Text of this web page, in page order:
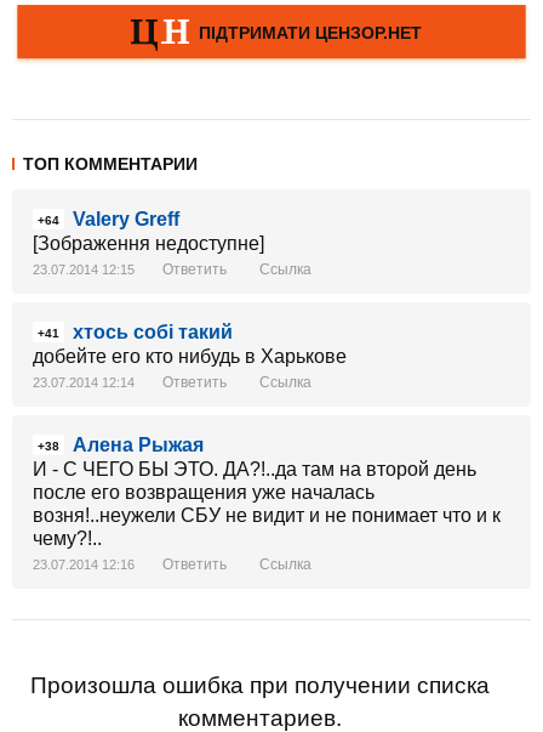
ТОП КОММЕНТАРИИ
+64
Valery Greff
[Зображення недоступне]
23.07.2014 12:15 Ответить Ссылка
+41
хтось собі такий
добейте его кто нибудь в Харькове
23.07.2014 12:14 Ответить Ссылка
+38
Алена Рыжая
И - С ЧЕГО БЫ ЭТО. ДА?!..да там на второй день
после его возвращения уже началась
возня!..неужели СБУ не видит и не понимает что и к
чему?!..
23.07.2014 12:16 Ответить Ссылка
Произошла ошибка при получении списка
комментариев.